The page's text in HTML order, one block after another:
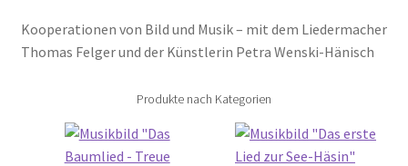
Kooperationen von Bild und Musik – mit dem Liedermacher
Thomas Felger und der Künstlerin Petra Wenski-Hänisch
Produkte nach Kategorien